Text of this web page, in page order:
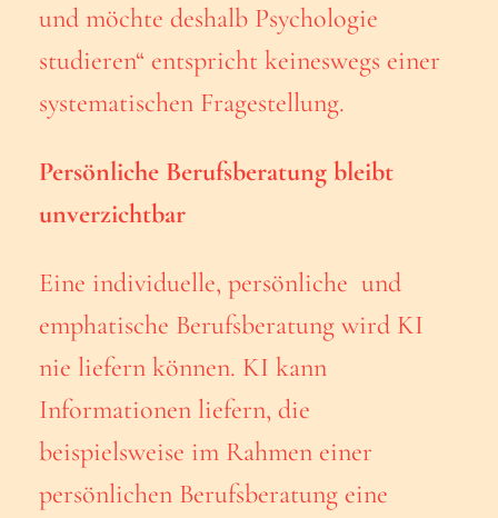
und möchte deshalb Psychologie
studieren“ entspricht keineswegs einer
systematischen Fragestellung.
Persönliche Berufsberatung bleibt
unverzichtbar
Eine individuelle, persönliche und
emphatische Berufsberatung wird KI
nie liefern können. KI kann
Informationen liefern, die
beispielsweise im Rahmen einer
persönlichen Berufsberatung eine